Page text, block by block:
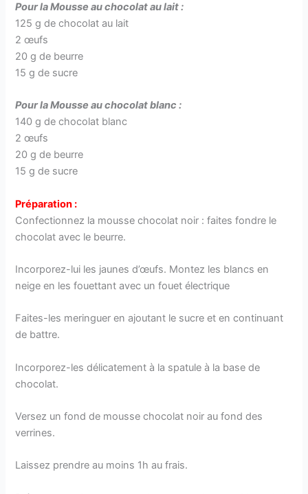
Pour la Mousse au chocolat au lait :
125 g de chocolat au lait
2 œufs
20 g de beurre
15 g de sucre
Pour la Mousse au chocolat blanc :
140 g de chocolat blanc
2 œufs
20 g de beurre
15 g de sucre
Préparation :
Confectionnez la mousse chocolat noir : faites fondre le
chocolat avec le beurre.
Incorporez-lui les jaunes d’œufs. Montez les blancs en
neige en les fouettant avec un fouet électrique
Faites-les meringuer en ajoutant le sucre et en continuant
de battre.
Incorporez-les délicatement à la spatule à la base de
chocolat.
Versez un fond de mousse chocolat noir au fond des
verrines.
Laissez prendre au moins 1h au frais.